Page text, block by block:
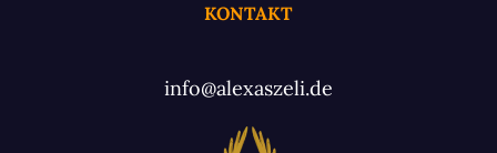
KONTAKT
info@alexaszeli.de